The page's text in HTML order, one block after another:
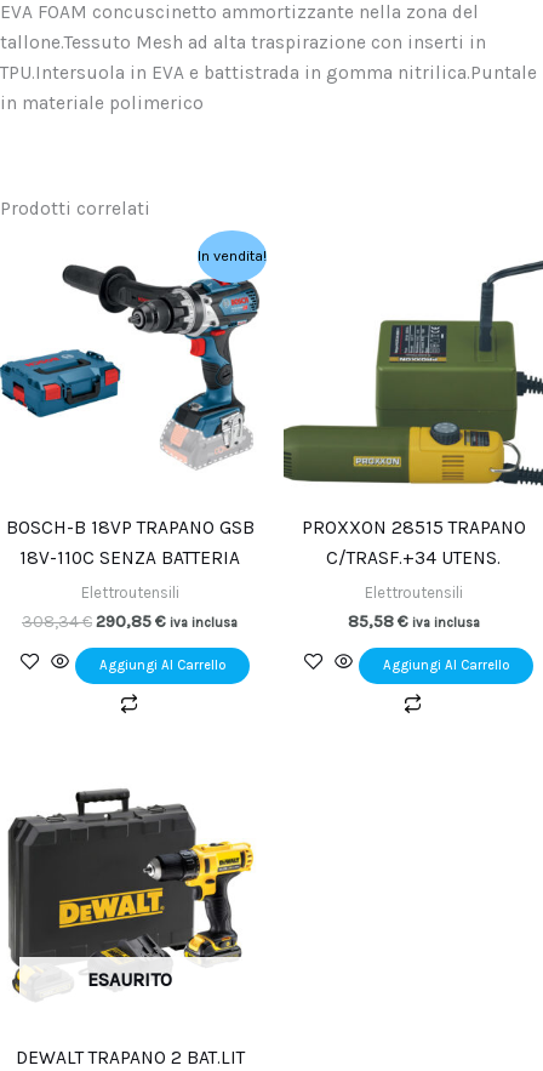
EVA FOAM concuscinetto ammortizzante nella zona del
tallone.Tessuto Mesh ad alta traspirazione con inserti in
TPU.Intersuola in EVA e battistrada in gomma nitrilica.Puntale
in materiale polimerico
Prodotti correlati
In vendita!
BOSCH-B 18VP TRAPANO GSB
18V-110C SENZA BATTERIA
Elettroutensili
308,34€
prezzo
originale
era:
308,34 €.
290,85€
prezzo
attuale
è:
290,85 €.
iva inclusa
Aggiungi Al Carrello
PROXXON 28515 TRAPANO
C/TRASF.+34 UTENS.
Elettroutensili
85,58€ iva inclusa
Aggiungi Al Carrello
ESAURITO
DEWALT TRAPANO 2 BAT.LIT